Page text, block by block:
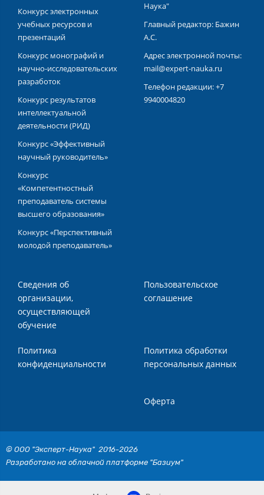
Конкурс электронных
учебных ресурсов и
презентаций
Конкурс монографий и
научно-исследовательских
разработок
Конкурс результатов
интеллектуальной
деятельности (РИД)
Конкурс «Эффективный
научный руководитель»
Конкурс
«Компетентностный
преподаватель системы
высшего образования»
Конкурс «Перспективный
молодой преподаватель»
Наука"
Главный редактор: Бажин
А.С.
Адрес электронной почты:
mail@expert-nauka.ru
Телефон редакции: +7
9940004820
Сведения об
организации,
осуществляющей
обучение
Пользовательское
соглашение
Политика
конфиденциальности
Политика обработки
персональных данных
Оферта
© ООО "Эксперт-Наука" 2016-2026
Разработано на облачной платформе "Базиум"